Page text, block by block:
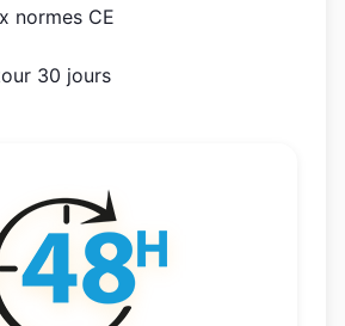
normes CE
30 jours